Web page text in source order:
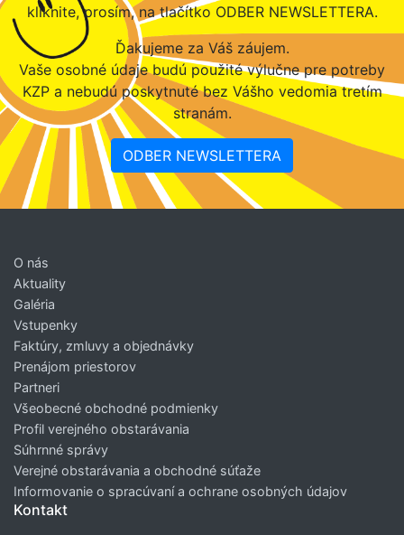
kliknite, prosím, na tlačítko ODBER NEWSLETTERA.
Ďakujeme za Váš záujem.
Vaše osobné údaje budú použité výlučne pre potreby
KZP a nebudú poskytnuté bez Vášho vedomia tretím
stranám.
ODBER NEWSLETTERA
O nás
Aktuality
Galéria
Vstupenky
Faktúry, zmluvy a objednávky
Prenájom priestorov
Partneri
Všeobecné obchodné podmienky
Profil verejného obstarávania
Súhrnné správy
Verejné obstarávania a obchodné súťaže
Informovanie o spracúvaní a ochrane osobných údajov
Kontakt